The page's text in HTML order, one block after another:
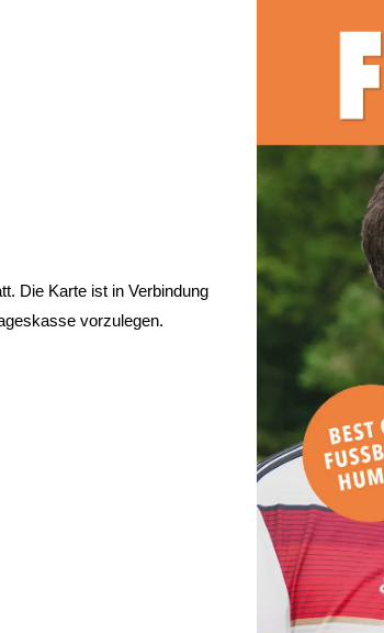
Die Karte ist in Verbindung
vorzulegen.